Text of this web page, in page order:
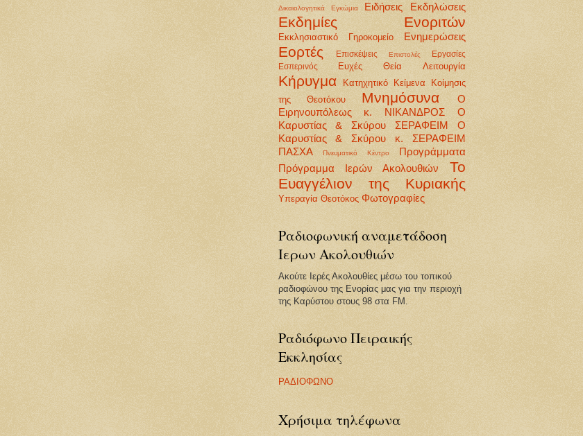
Δικαιολογητικά Εγκώμια Ειδήσεις Εκδηλώσεις
Εκδημίες Ενοριτών
Εκκλησιαστικό Γηροκομείο Ενημερώσεις
Εορτές Επισκέψεις Επιστολές
Εργασίες
Εσπερινός
Ευχές Θεία Λειτουργία
Κήρυγμα Κατηχητικό Κείμενα
Κοίμησις
της Θεοτόκου
Μνημόσυνα
Ο
Ειρηνουπόλεως κ. ΝΙΚΑΝΔΡΟΣ
Ο
Καρυστίας & Σκύρου ΣΕΡΑΦΕΙΜ
Ο
Καρυστίας & Σκύρου κ. ΣΕΡΑΦΕΙΜ
ΠΑΣΧΑ
Πνευματικό Κέντρο
Προγράμματα
Πρόγραμμα Ιερών Ακολουθιών
Το
Ευαγγέλιον της Κυριακής
Υπεραγία Θεοτόκος Φωτογραφίες
Ραδιοφωνική αναμετάδοση
Ιερων Ακολουθιών
Ακούτε Ιερές Ακολουθίες μέσω του τοπικού
ραδιοφώνου της Ενορίας μας για την περιοχή
της Καρύστου στους 98 στα FM.
Ραδιόφωνο Πειραικής
Εκκλησίας
ΡΑΔΙΟΦΩΝΟ
Χρήσιμα τηλέφωνα